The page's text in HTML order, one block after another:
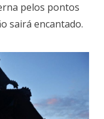
pelos pontos
sairá encantado.